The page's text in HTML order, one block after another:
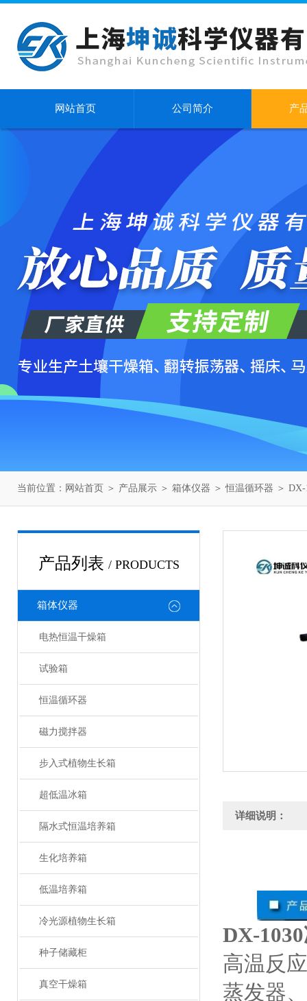
网站首页 公司简介 产
当前位置： 网站首页 ＞ 产品展示 ＞ 箱体仪器 ＞恒温循环器 ＞
产品列表 / PRODUCTS
箱体仪器
电热恒温干燥箱
试验箱
恒温循环器
磁力搅拌器
步入式植物生长箱
超低温冰箱
隔水式恒温培养箱
生化培养箱
低温培养箱
冷光源植物生长箱
种子储藏柜
真空干燥箱
详细说明：
DX-
高温反
蒸发器